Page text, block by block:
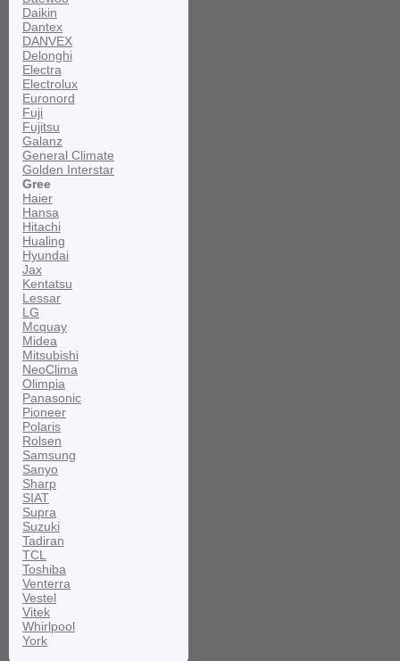
Daikin
Dantex
DANVEX
Delonghi
Electra
Electrolux
Euronord
Fuji
Fujitsu
Galanz
General Climate
Golden Interstar
Gree
Haier
Hansa
Hitachi
Hualing
Hyundai
Jax
Kentatsu
Lessar
LG
Mcquay
Midea
Mitsubishi
NeoClima
Olimpia
Panasonic
Pioneer
Polaris
Rolsen
Samsung
Sanyo
Sharp
SIAT
Supra
Suzuki
Tadiran
TCL
Toshiba
Venterra
Vestel
Vitek
Whirlpool
York